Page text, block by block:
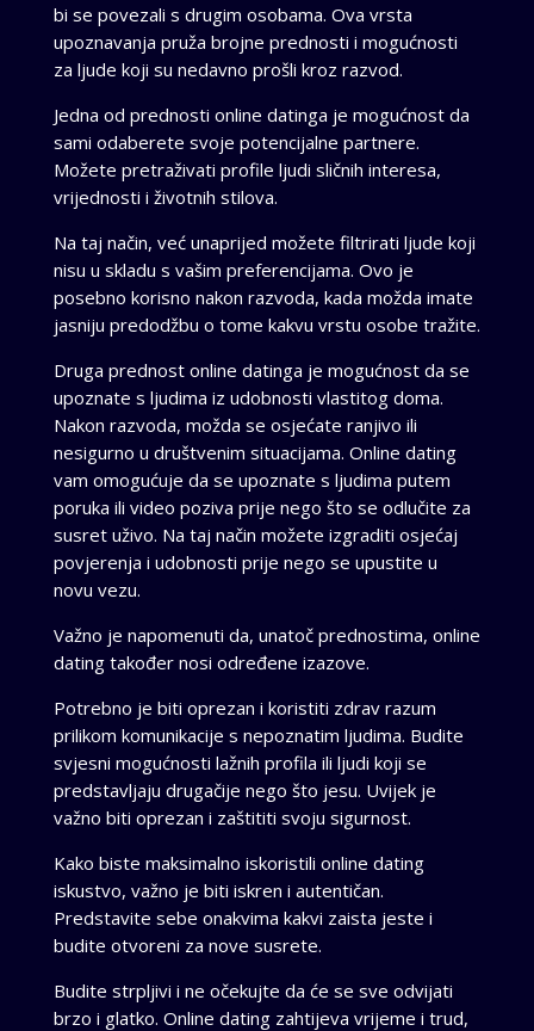
bi se povezali s drugim osobama. Ova vrsta
upoznavanja pruža brojne prednosti i mogućnosti
za ljude koji su nedavno prošli kroz razvod.
Jedna od prednosti online datinga je mogućnost da
sami odaberete svoje potencijalne partnere.
Možete pretraživati profile ljudi sličnih interesa,
vrijednosti i životnih stilova.
Na taj način, već unaprijed možete filtrirati ljude koji
nisu u skladu s vašim preferencijama. Ovo je
posebno korisno nakon razvoda, kada možda imate
jasniju predodžbu o tome kakvu vrstu osobe tražite.
Druga prednost online datinga je mogućnost da se
upoznate s ljudima iz udobnosti vlastitog doma.
Nakon razvoda, možda se osjećate ranjivo ili
nesigurno u društvenim situacijama. Online dating
vam omogućuje da se upoznate s ljudima putem
poruka ili video poziva prije nego što se odlučite za
susret uživo. Na taj način možete izgraditi osjećaj
povjerenja i udobnosti prije nego se upustite u
novu vezu.
Važno je napomenuti da, unatoč prednostima, online
dating također nosi određene izazove.
Potrebno je biti oprezan i koristiti zdrav razum
prilikom komunikacije s nepoznatim ljudima. Budite
svjesni mogućnosti lažnih profila ili ljudi koji se
predstavljaju drugačije nego što jesu. Uvijek je
važno biti oprezan i zaštititi svoju sigurnost.
Kako biste maksimalno iskoristili online dating
iskustvo, važno je biti iskren i autentičan.
Predstavite sebe onakvima kakvi zaista jeste i
budite otvoreni za nove susrete.
Budite strpljivi i ne očekujte da će se sve odvijati
brzo i glatko. Online dating zahtijeva vrijeme i trud,